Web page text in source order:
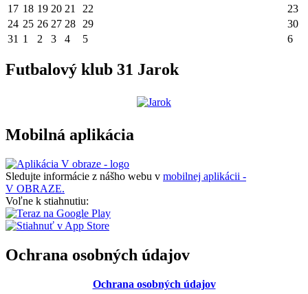
17 18 19 20 21 22
23
24 25 26 27 28 29
30
31 1 2 3 4 5 6
Futbalový klub 31 Jarok
Mobilná aplikácia
Sledujte informácie z nášho webu v mobilnej aplikácii -
V OBRAZE.
Voľne k stiahnutiu:
Ochrana osobných údajov
Ochrana osobných údajov